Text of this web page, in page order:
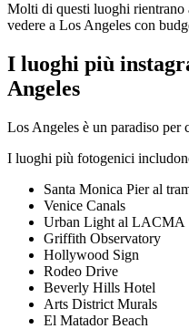
Molti di questi luoghi rientrano
vedere a Los Angeles con
I luoghi più
Angeles
Los Angeles è un paradiso per
I luoghi più fotogenici
Santa Monica Pier al
Venice Canals
Urban Light al LACMA
Griffith Observatory
Hollywood Sign
Rodeo Drive
Beverly Hills Hotel
Arts District Murals
El Matador Beach